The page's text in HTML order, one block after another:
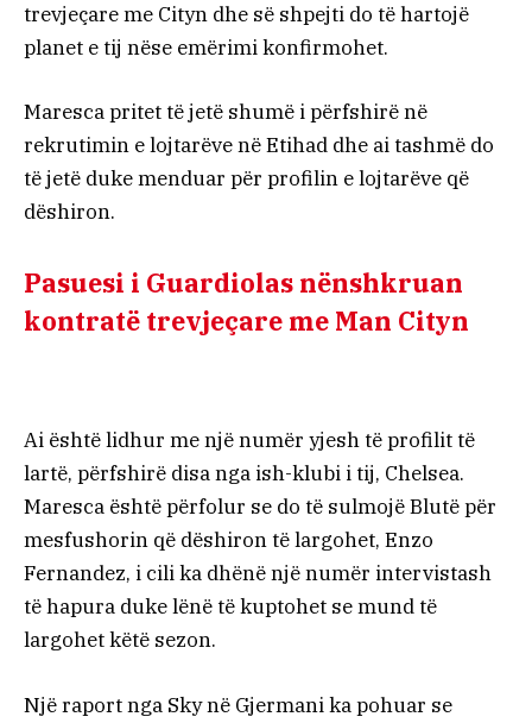
trevjeçare me Cityn dhe së shpejti do të hartojë
planet e tij nëse emërimi konfirmohet.
Maresca pritet të jetë shumë i përfshirë në
rekrutimin e lojtarëve në Etihad dhe ai tashmë do
të jetë duke menduar për profilin e lojtarëve që
dëshiron.
Pasuesi i Guardiolas nënshkruan
kontratë trevjeçare me Man Cityn
Ai është lidhur me një numër yjesh të profilit të
lartë, përfshirë disa nga ish-klubi i tij, Chelsea.
Maresca është përfolur se do të sulmojë Blutë për
mesfushorin që dëshiron të largohet, Enzo
Fernandez, i cili ka dhënë një numër intervistash
të hapura duke lënë të kuptohet se mund të
largohet këtë sezon.
Një raport nga Sky në Gjermani ka pohuar se